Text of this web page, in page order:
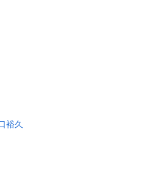
裕久